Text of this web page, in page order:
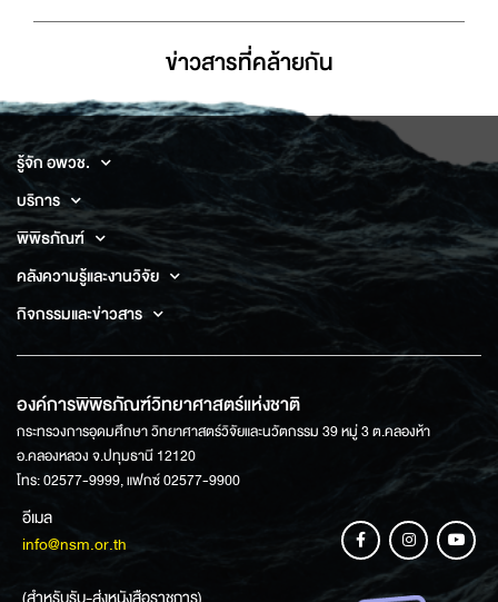
ข่าวสารที่่คล้ายกัน
รู้จัก อพวช.
บริการ
พิพิธภัณฑ์
คลังความรู้และงานวิจัย
กิจกรรมและข่าวสาร
องค์การพิพิธภัณฑ์วิทยาศาสตร์แห่งชาติ
กระทรวงการอุดมศึกษา วิทยาศาสตร์วิจัยและนวัตกรรม 39 หมู่ 3 ต.คลองห้า
อ.คลองหลวง จ.ปทุมธานี 12120
โทร: 02577-9999, แฟกซ์ 02577-9900
อีเมล
info@nsm.or.th